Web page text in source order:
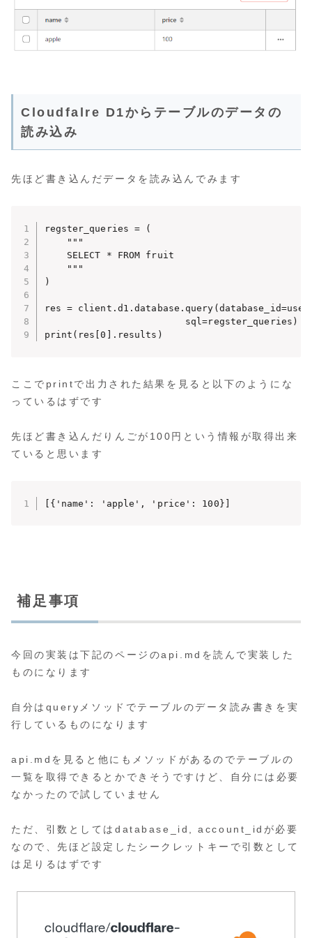
Cloudfalre D1からテーブルのデータの
読み込み
先ほど書き込んだデータを読み込んでみます
regster_queries = (
    """
    SELECT * FROM fruit
    """
)
res =
                         sql=regster_queries)
print(res[0].results)
ここでprintで出力された結果を見ると以下のようにな
っているはずです
先ほど書き込んだりんごが100円という情報が取得出来
ていると思います
[{'name': 'apple', 'price': 100}]
補足事項
今回の実装は下記のページのapi.mdを読んで実装した
ものになります
自分はqueryメソッドでテーブルのデータ読み書きを実
行しているものになります
api.mdを見ると他にもメソッドがあるのでテーブルの
一覧を取得できるとかできそうですけど、自分には必要
なかったので試していません
ただ、引数としてはdatabase_id, account_idが必要
なので、先ほど設定したシークレットキーで引数として
は足りるはずです